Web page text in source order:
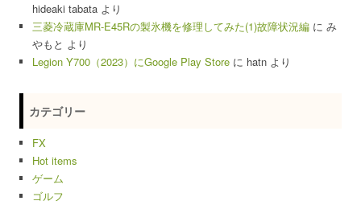
hideaki tabata より
三菱冷蔵庫MR-E45Rの製氷機を修理してみた(1)故障状況編 に み
やもと より
Legion Y700（2023）にGoogle Play Store に hatn より
カテゴリー
FX
Hot items
ゲーム
ゴルフ